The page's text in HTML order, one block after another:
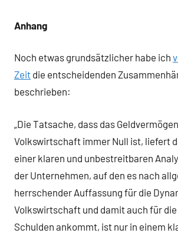
Anhang
Noch etwas grundsätzlicher habe ich
Zeit die entscheidenden
beschrieben:
„Die Tatsache, dass das
Volkswirtschaft immer Null ist, liefert
einer klaren und unbestreitbaren
der Unternehmen, auf den es nach
herrschender Auffassung für die
Volkswirtschaft und damit auch für
Schulden ankommt, ist nur in einem